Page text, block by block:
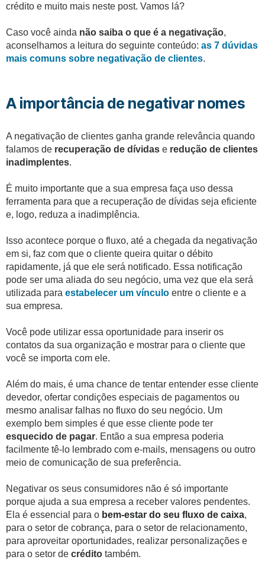
crédito e muito mais neste post. Vamos lá?
Caso você ainda não saiba o que é a negativação,
aconselhamos a leitura do seguinte conteúdo: as 7 dúvidas
mais comuns sobre negativação de clientes.
A importância de negativar nomes
A negativação de clientes ganha grande relevância quando
falamos de recuperação de dívidas e redução de clientes
inadimplentes.
É muito importante que a sua empresa faça uso dessa
ferramenta para que a recuperação de dívidas seja eficiente
e, logo, reduza a inadimplência.
Isso acontece porque o fluxo, até a chegada da negativação
em si, faz com que o cliente queira quitar o débito
rapidamente, já que ele será notificado. Essa notificação
pode ser uma aliada do seu negócio, uma vez que ela será
utilizada para estabelecer um vínculo entre o cliente e a
sua empresa.
Você pode utilizar essa oportunidade para inserir os
contatos da sua organização e mostrar para o cliente que
você se importa com ele.
Além do mais, é uma chance de tentar entender esse cliente
devedor, ofertar condições especiais de pagamentos ou
mesmo analisar falhas no fluxo do seu negócio. Um
exemplo bem simples é que esse cliente pode ter
esquecido de pagar. Então a sua empresa poderia
facilmente tê-lo lembrado com e-mails, mensagens ou outro
meio de comunicação de sua preferência.
Negativar os seus consumidores não é só importante
porque ajuda a sua empresa a receber valores pendentes.
Ela é essencial para o bem-estar do seu fluxo de caixa,
para o setor de cobrança, para o setor de relacionamento,
para aproveitar oportunidades, realizar personalizações e
para o setor de crédito também.